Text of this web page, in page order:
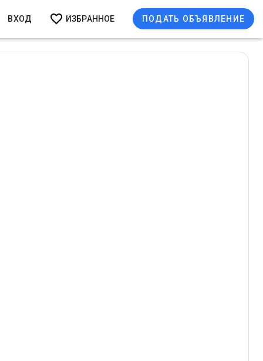
ВХОД ИЗБРАННОЕ ПОДАТЬ ОБЪЯВЛЕНИЕ